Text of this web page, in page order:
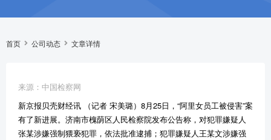
首页 公司动态 文章详情
来源：中国检察网
新京报贝壳财经讯 （记者 宋美璐）8月25日，“阿里女员工被侵害”案
有了新进展。济南市槐荫区人民检察院发布公告称，对犯罪嫌疑人
张某涉嫌强制猥亵犯罪，依法批准逮捕；犯罪嫌疑人王某文涉嫌强